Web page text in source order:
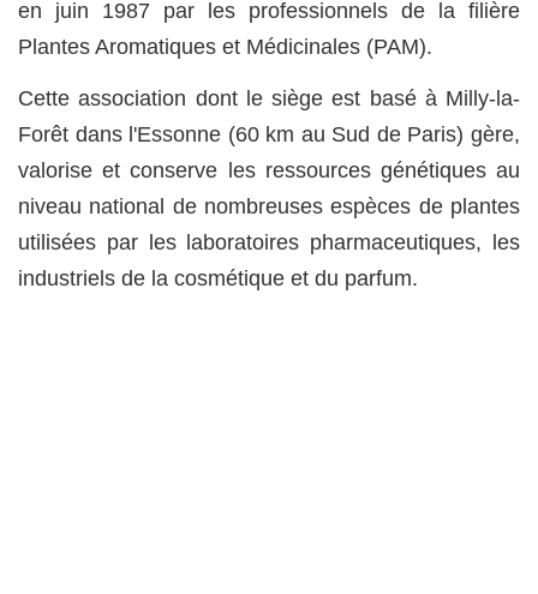
en juin 1987 par les professionnels de la filière
Plantes Aromatiques et Médicinales (PAM).
Cette association dont le siège est basé à Milly-la-
Forêt dans l'Essonne (60 km au Sud de Paris) gère,
valorise et conserve les ressources génétiques au
niveau national de nombreuses espèces de plantes
utilisées par les laboratoires pharmaceutiques, les
industriels de la cosmétique et du parfum.